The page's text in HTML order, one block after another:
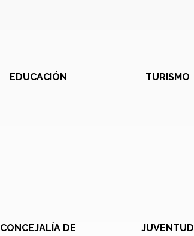
EDUCACIÓN TURISMO
CONCEJALÍA DE
JUVENTUD